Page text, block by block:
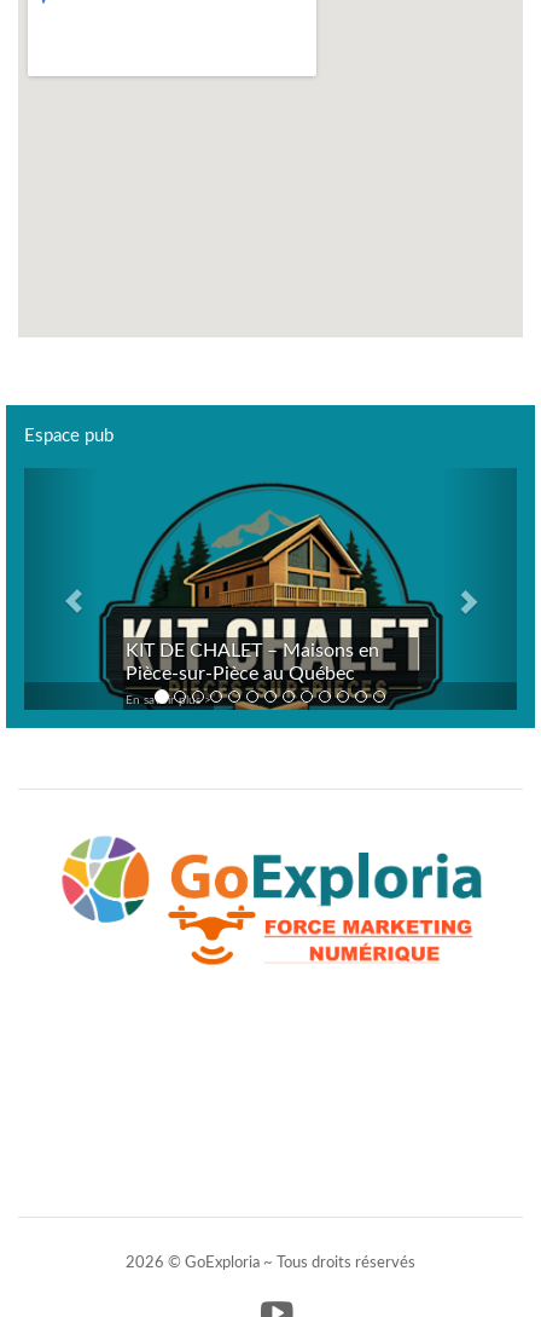
Espace pub
KIT DE CHALET – Maisons en
Pièce-sur-Pièce au Québec
En savoir plus >
2026 © GoExploria ~ Tous droits réservés